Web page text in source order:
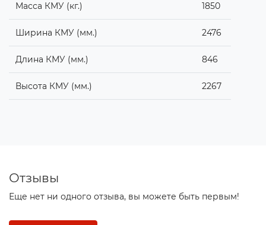
Масса КМУ (кг.) 1850
Ширина КМУ (мм.) 2476
Длина КМУ (мм.) 846
Высота КМУ (мм.) 2267
Отзывы
Еще нет ни одного отзыва, вы можете быть первым!